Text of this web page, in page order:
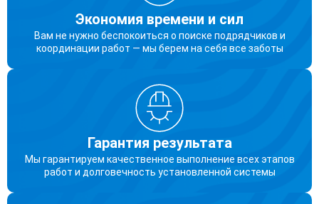
Экономия времени и сил
Вам не нужно беспокоиться о поиске подрядчиков и
координации работ — мы берем на себя все заботы
Гарантия результата
Мы гарантируем качественное выполнение всех этапов
работ и долговечность установленной системы